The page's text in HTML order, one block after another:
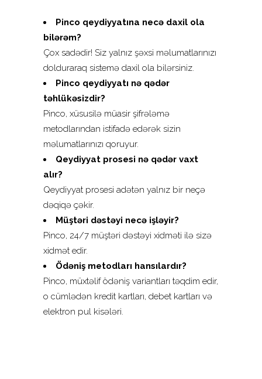
Pinco qeydiyyatına necə daxil ola
bilərəm?
Çox sadədir! Siz yalnız şəxsi məlumatlarınızı
dolduraraq sistemə daxil ola bilərsiniz.
Pinco qeydiyyatı nə qədər
təhlükəsizdir?
Pinco, xüsusilə müasir şifrələmə
metodlarından istifadə edərək sizin
məlumatlarınızı qoruyur.
Qeydiyyat prosesi nə qədər vaxt
alır?
Qeydiyyat prosesi adətən yalnız bir neçə
dəqiqə çəkir.
Müştəri dəstəyi necə işləyir?
Pinco, 24/7 müştəri dəstəyi xidməti ilə sizə
xidmət edir.
Ödəniş metodları hansılardır?
Pinco, müxtəlif ödəniş variantları təqdim edir,
o cümlədən kredit kartları, debet kartları və
elektron pul kisələri.